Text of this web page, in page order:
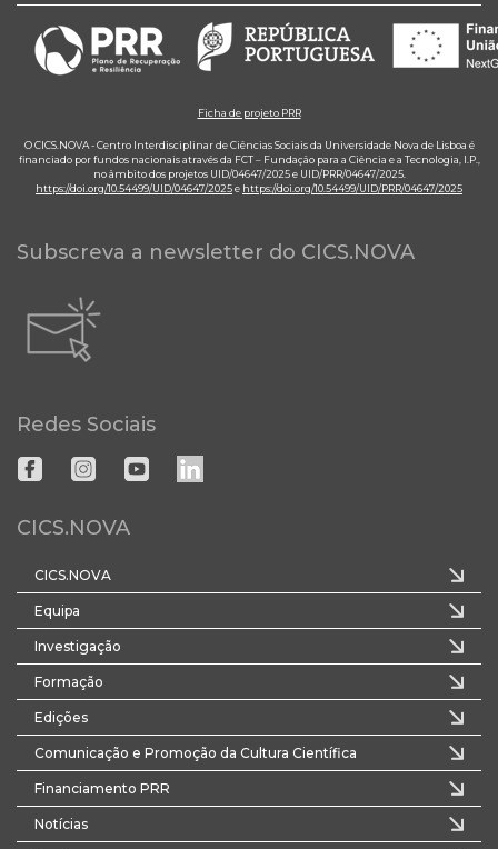
Ficha de projeto PRR
O CICS.NOVA - Centro Interdisciplinar de Ciências Sociais da Universidade Nova de Lisboa é
financiado por fundos nacionais através da FCT – Fundação para a Ciência e a Tecnologia, I.P.,
no âmbito dos projetos UID/04647/2025 e UID/PRR/04647/2025.
https://doi.org/10.54499/UID/04647/2025e https://doi.org/10.54499/UID/PRR/04647/2025
Subscreva a newsletter do CICS.NOVA
Redes Sociais
CICS.NOVA
CICS.NOVA
Equipa
Investigação
Formação
Edições
Comunicação e Promoção da Cultura Científica
Financiamento PRR
Notícias